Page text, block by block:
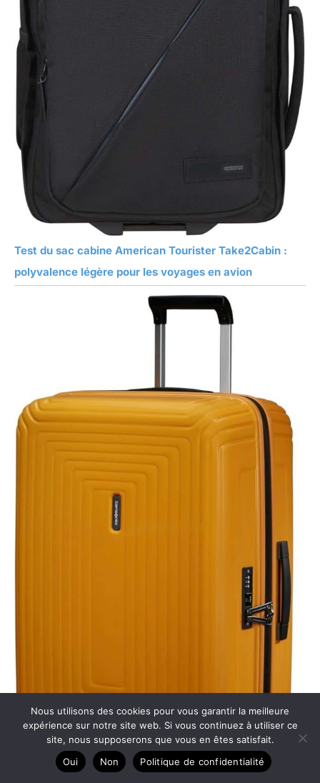
Test du sac cabine American Tourister Take2Cabin :
polyvalence légère pour les voyages en avion
Nous utilisons des cookies pour vous garantir la meilleure
expérience sur notre site web. Si vous continuez à utiliser ce
site, nous supposerons que vous en êtes satisfait.
Oui
Non Politique de confidentialité